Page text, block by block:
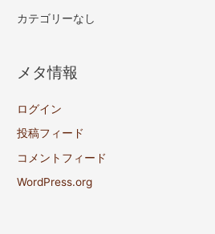
カテゴリーなし
メタ情報
ログイン
投稿フィード
コメントフィード
WordPress.org